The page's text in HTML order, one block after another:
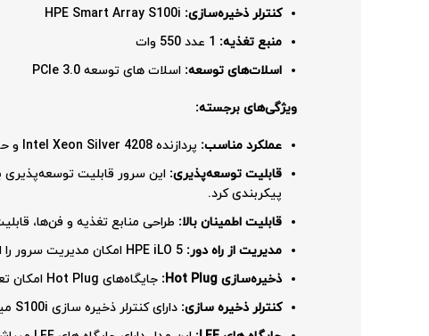
کنترلر ذخیره‌سازی:
منبع تغذیه:
اسلات‌های توسعه: اسلات های توسعه PCIe 3.0
ویژگی‌های برجسته:
عملکرد مناسب: پردازنده Intel Xeon Silver 4208 و حافظه DDR4، عملکرد مناسبی را برای بارهای کاری پایه ارائه می‌دهد.
قابلیت توسعه‌پذیری: این سرور قابلیت توسعه‌پذیری
پیکربندی کرد.
قابلیت اطمینان بالا: طراحی منابع تغذیه و فن‌ها،
مدیریت از راه دور:
ذخیره‌سازی Hot Plug:
جایگاه‌های Hot Plug امکان تعویض درایوها را بدون خاموش کردن سرور فراهم می‌کنند.
کنترلر ذخیره سازی: دارای کنترلر ذخیره سازی S100i میباشد که قابلیت های پایه ای در زمینه Raid و ذخیره سازی اطلاعات ارائه میدهد.